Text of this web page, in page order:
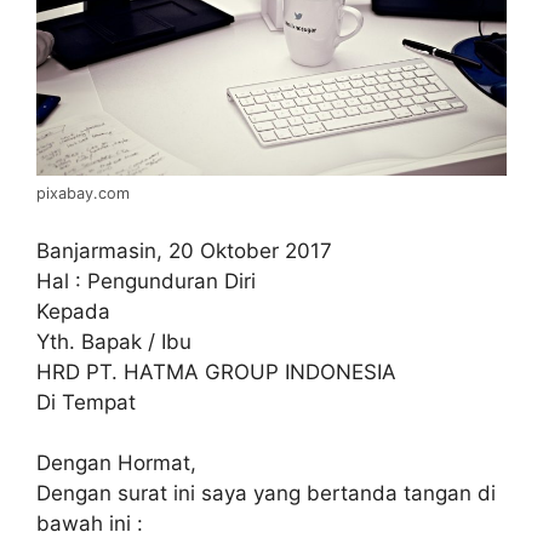
pixabay.com
Banjarmasin, 20 Oktober 2017
Hal : Pengunduran Diri
Kepada
Yth. Bapak / Ibu
HRD PT. HATMA GROUP INDONESIA
Di Tempat
Dengan Hormat,
Dengan surat ini saya yang bertanda tangan di
bawah ini :